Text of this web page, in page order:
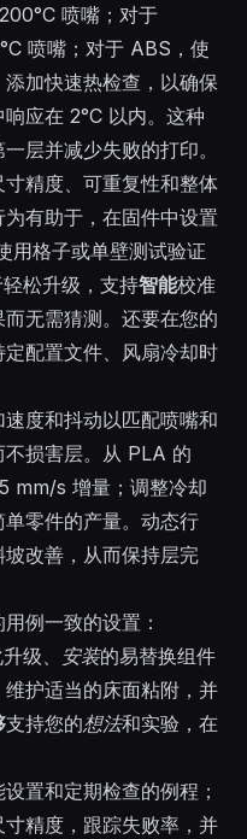
喷嘴；对于
喷嘴；对于 ABS，使
加快速热检查，以确保
应在 2°C 以内。这种
层并减少失败的打印。
寸精度、可重复性和整体
有助于，在固件中设置
用格子或单壁测试验证
松升级，支持智能校准
无需猜测。还要在您的
定配置文件、风扇冷却时
度和抖动以匹配喷嘴和
不损害层。从 PLA 的
mm/s 增量；调整冷却
单零件的产量。动态行
坡改善，从而保持层完
例一致的设置：
级、 安装的易替换组件
护适当的床面粘附，并
支持您的想法和实验，在
置和定期检查的例程；
精度，跟踪失败率，并